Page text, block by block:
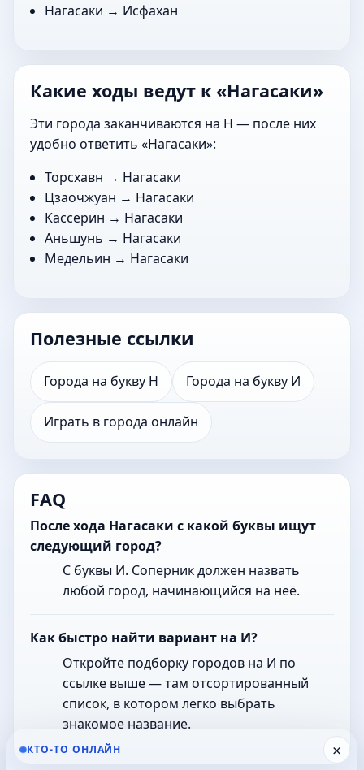
Нагасаки → Исфахан
Какие ходы ведут к «Нагасаки»
Эти города заканчиваются на Н — после них
удобно ответить «Нагасаки»:
Торсхавн → Нагасаки
Цзаочжуан → Нагасаки
Кассерин → Нагасаки
Аньшунь → Нагасаки
Медельин → Нагасаки
Полезные ссылки
Города на букву Н Города на букву И
Играть в города онлайн
FAQ
После хода Нагасаки с какой буквы ищут
следующий город?
С буквы И. Соперник должен назвать
любой город, начинающийся на неё.
Как быстро найти вариант на И?
Откройте подборку городов на И по
ссылке выше — там отсортированный
список, в котором легко выбрать
знакомое название.
×
КТО-ТО ОНЛАЙН